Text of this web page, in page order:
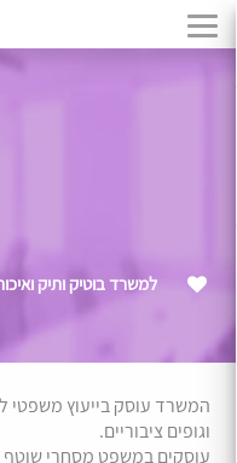
למשרד בוטיק ותיק
המשרד עוסק בייעוץ משפטי
וגופים ציבוריים.
עוסקים במשפט מסחרי שוטף